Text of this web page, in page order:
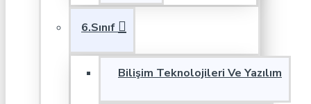
6.Sınıf
Bilişim Teknolojileri Ve Yazılım